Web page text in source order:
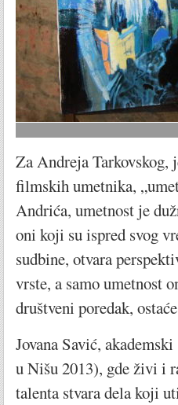
Za Andreja
filmskih umetnika,
Andrića, umetnost je
oni koji su ispred svog
sudbine, otvara
vrste, a samo umetnost
društveni poredak,
Jovana Savić,
u Nišu 2013), gde živi i
talenta stvara dela koji